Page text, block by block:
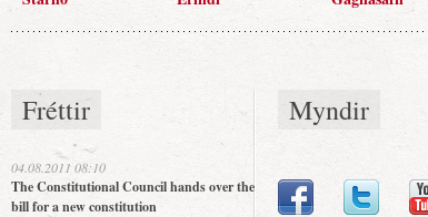
Fréttir
04.08.2011 08:10
The Constitutional Council hands over the
bill for a new constitution
Myndir